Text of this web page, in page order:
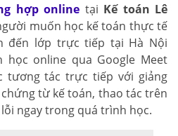
hợp online tại Kế toán Lê
muốn học kế toán thực tế
đến lớp trực tiếp tại Hà Nội
học online qua Google Meet
tương tác trực tiếp với giảng
từ kế toán, thao tác trên
ngay trong quá trình học.